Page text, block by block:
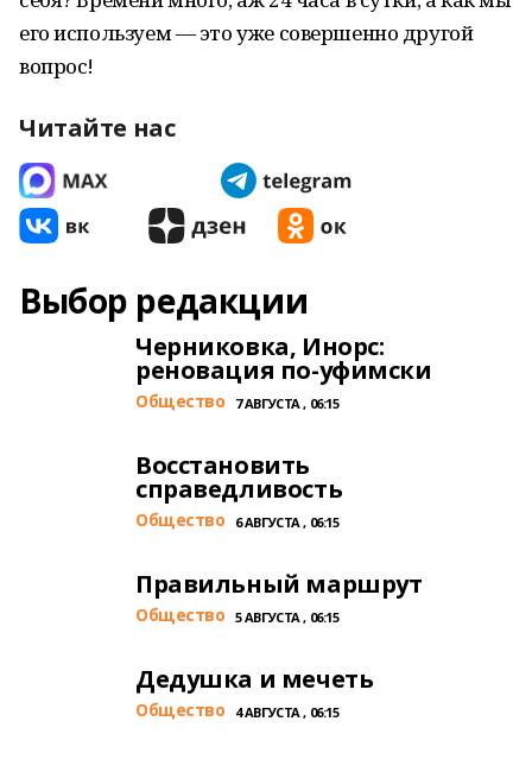
его используем — это уже совершенно другой
вопрос!
Читайте нас
Выбор редакции
Черниковка, Инорс:
реновация по-уфимски
Общество 7 АВГУСТА , 06:15
Восстановить
справедливость
Общество 6 АВГУСТА , 06:15
Правильный маршрут
Общество 5 АВГУСТА , 06:15
Дедушка и мечеть
Общество 4 АВГУСТА , 06:15